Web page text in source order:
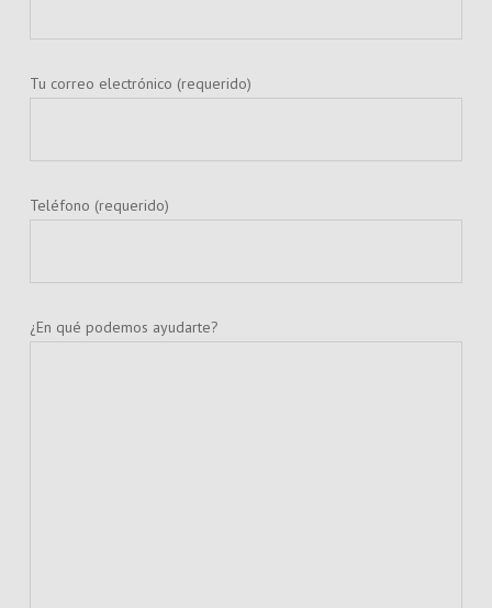
Tu correo electrónico (requerido)
Teléfono (requerido)
¿En qué podemos ayudarte?